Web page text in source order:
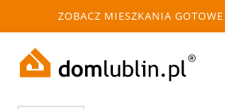
ZOBACZ MIESZKANIA